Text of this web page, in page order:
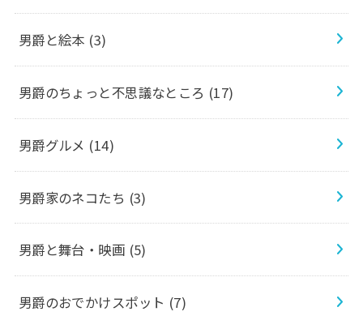
男爵と絵本 (3)
男爵のちょっと不思議なところ (17)
男爵グルメ (14)
男爵家のネコたち (3)
男爵と舞台・映画 (5)
男爵のおでかけスポット (7)